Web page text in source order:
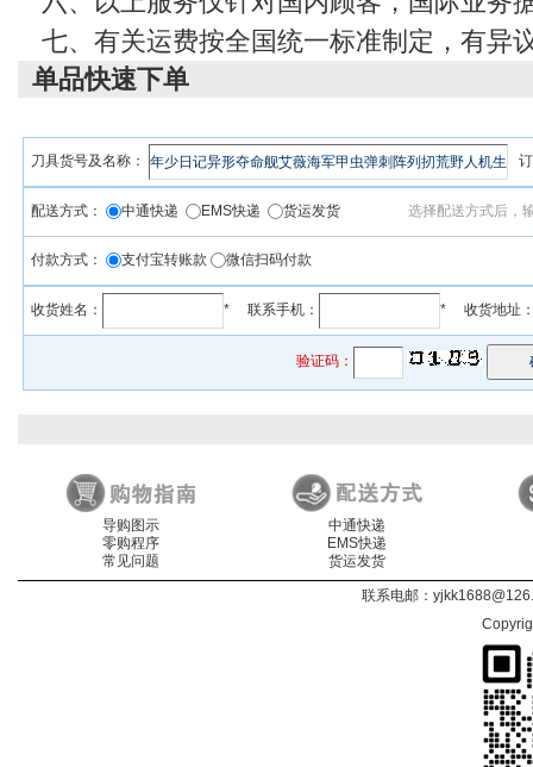
七、有关运费按全国统一标准制定，有异
单品快速下单
刀具货号及名称：
配送方式： 中通快递 EMS快递 货运发货 选择配送方式后，
付款方式： 支付宝转账款 微信扫码付款
收货姓名： * 联系手机： * 收货地址
验证码：
导购图示
零购程序
常见问题
中通快递
EMS快递
货运发货
联系电邮：